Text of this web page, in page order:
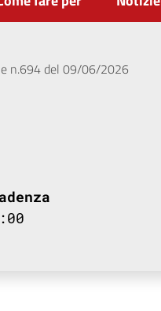
n.694 del 09/06/2026